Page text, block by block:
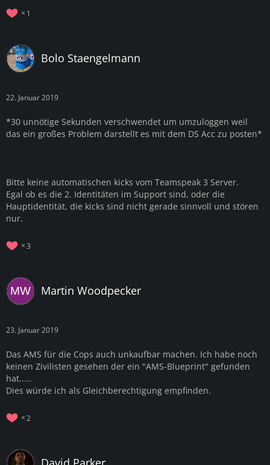
1
Bolo Staengelmann
22. Januar 2019
*30 unnötige Sekunden verschwendet um umzuloggen weil
das ein großes Problem darstellt es mit dem DS Acc zu posten*
Bitte keine automatischen kicks vom Teamspeak 3 Server.
Egal ob es die 2. Identitäten im Support sind, oder die
Hauptidentität, die kicks sind nicht gerade sinnvoll und stören
nur.
3
Martin Woodpecker
23. Januar 2019
Das AMS für die Cops auch unkaufbar machen. Ich habe noch
keinen Zivilisten gesehen der ein "AMS-Blueprint" gefunden
hat.....
Dies würde ich als Gleichberechtigung empfinden.
2